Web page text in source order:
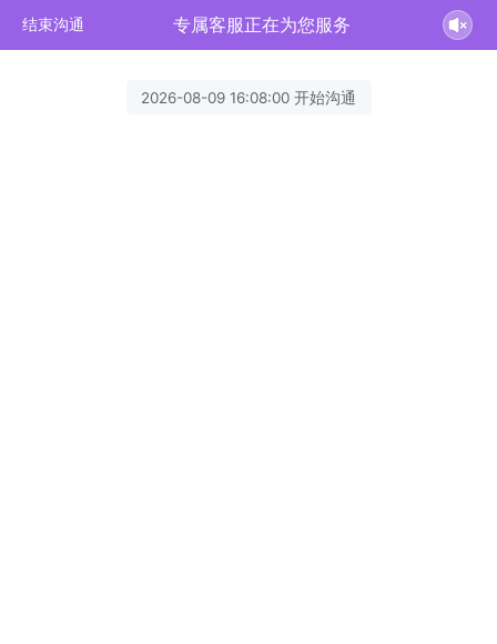
结束沟通 专属客服正在为您服务
2026-08-09 16:08:00 开始沟通